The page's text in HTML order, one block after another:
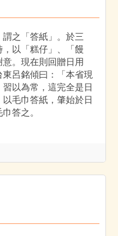
之「答紙」。於三
以「糕仔」、「饅
。現在則回贈日用
呂銘傾曰：「本省現
以為常，這完全是日
毛巾答紙，肇始於日
答之。